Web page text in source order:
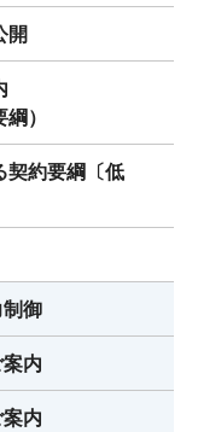
開
）
契約要綱〔低
御
内
内